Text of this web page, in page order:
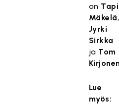
on
Mäkelä,
Jyrki
Sirkka
ja Tom
Kirjonen
Lue
myös: